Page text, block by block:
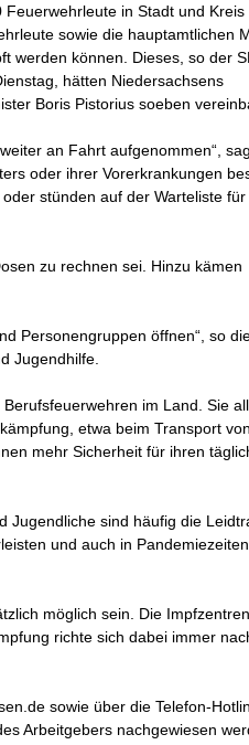
in Stadt und Kreis
sowie die hauptamtlichen
werden können. Dieses, so der
hätten Niedersachsens
Boris Pistorius soeben
an Fahrt aufgenommen“,
oder ihrer Vorerkrankungen
stünden auf der Warteliste für
zu rechnen sei. Hinzu kämen
Personengruppen öffnen“, so
Jugendhilfe.
im Land. Sie
etwa beim Transport
mehr Sicherheit für ihren
Jugendliche sind häufig die
und auch in
möglich sein. Die
richte sich dabei immer
sowie über die Telefon-
Arbeitgebers nachgewiesen